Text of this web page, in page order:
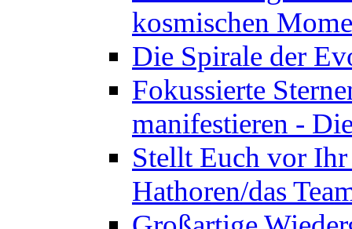
kosmischen
Die Spirale der
Fokussierte
manifestieren -
Stellt Euch vor
Hathoren/das